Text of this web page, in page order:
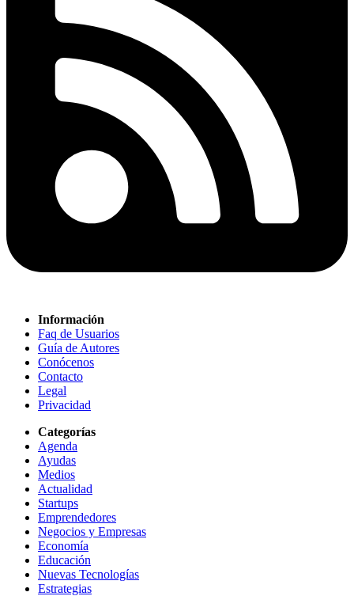
Información
Faq de Usuarios
Guía de Autores
Conócenos
Contacto
Legal
Privacidad
Categorías
Agenda
Ayudas
Medios
Actualidad
Startups
Emprendedores
Negocios y Empresas
Economía
Educación
Nuevas Tecnologías
Estrategias